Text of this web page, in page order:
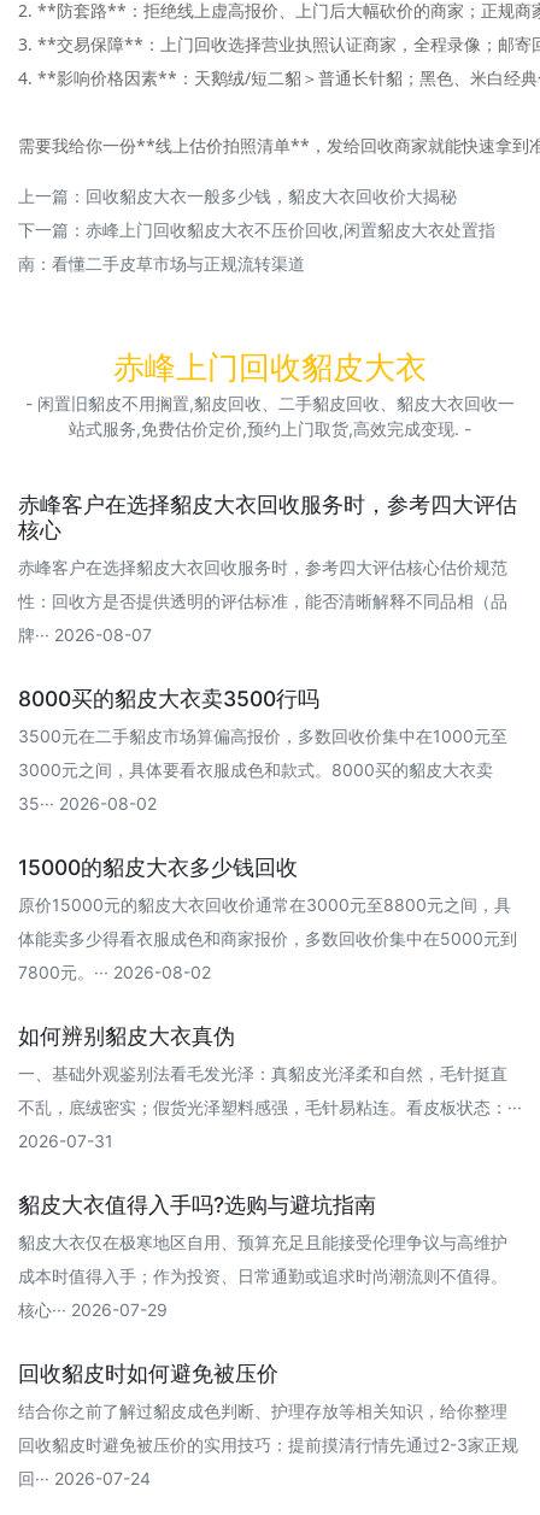
2. **防套路**：拒绝线上虚高报价、上门后大幅砍价的商家；正规
3. **交易保障**：上门回收选择营业执照认证商家，全程录像；邮寄
4. **影响价格因素**：天鹅绒/短二貂＞普通长针貂；黑色、米白经
需要我给你一份**线上估价拍照清单**，发给回收商家就能快速拿
上一篇： 回收貂皮大衣一般多少钱，貂皮大衣回收价大揭秘
下一篇： 赤峰上门回收貂皮大衣不压价回收,闲置貂皮大衣处置指
南：看懂二手皮草市场与正规流转渠道
赤峰上门回收貂皮大衣
- 闲置旧貂皮不用搁置,貂皮回收、二手貂皮回收、貂皮大衣回收一
站式服务,免费估价定价,预约上门取货,高效完成变现. -
赤峰客户在选择貂皮大衣回收服务时，参考四大评估
核心
赤峰客户在选择貂皮大衣回收服务时，参考四大评估核心估价规范
性：回收方是否提供透明的评估标准，能否清晰解释不同品相（品
牌··· 2026-08-07
8000买的貂皮大衣卖3500行吗
3500元在二手貂皮市场算偏高报价‌，多数回收价集中在1000元至
3000元之间，具体要看衣服成色和款式。‌‌‌8000买的貂皮大衣卖
35··· 2026-08-02
15000的貂皮大衣多少钱回收
原价15000元的貂皮大衣回收价通常在3000元至8800元之间，具
体能卖多少得看衣服成色和商家报价，多数回收价集中在5000元到
7800元。··· 2026-08-02
如何辨别貂皮大衣真伪
一、基础外观鉴别法看毛发光泽‌：真貂皮光泽柔和自然，毛针挺直
不乱，底绒密实；假货光泽塑料感强，毛针易粘连。看皮板状态‌：···
2026-07-31
貂皮大衣值得入手吗?选购与避坑指南
貂皮大衣仅在极寒地区自用、预算充足且能接受伦理争议与高维护
成本时值得入手；作为投资、日常通勤或追求时尚潮流则不值得。
核心··· 2026-07-29
回收貂皮时如何避免被压价
结合你之前了解过貂皮成色判断、护理存放等相关知识，给你整理
回收貂皮时避免被压价的实用技巧：提前摸清行情‌先通过2-3家正规
回··· 2026-07-24